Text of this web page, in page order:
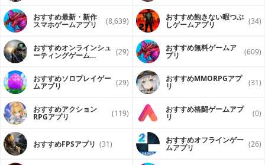
おすすめ最新・新作
スマホゲームアプリ (8,639) おすすめ飽きない暇つぶ
しゲームアプリ (34)
おすすめオンラインシュ
ーティングゲーム (29) おすすめ無料ゲームア
プリ (609)
おすすめソロプレイゲー
ムアプリ (29) おすすめ MMORPGアプ
リ (31)
おすすめアクション
RPGアプリ (119) おすすめ格闘ゲームアプ
リ (0)
おすすめFPSアプリ (31) おすすめオフラインゲー
ムアプリ (26)